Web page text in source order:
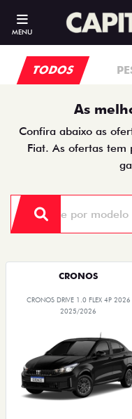
MENU
TODOS
As
Confira abaixo as
Fiat. As ofertas tem
CRONOS
CRONOS DRIVE 1.0 FLEX 4P 2026
2025/2026